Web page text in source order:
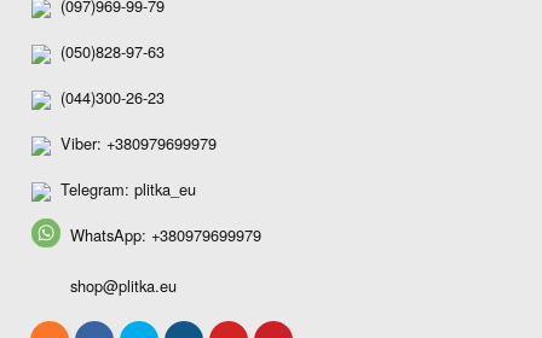
(097)969-99-79
(050)828-97-63
(044)300-26-23
Viber: +380979699979
Telegram: plitka_eu
WhatsApp: +380979699979
shop@plitka.eu